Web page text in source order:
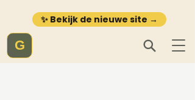
✨ Bekijk de nieuwe site →
G